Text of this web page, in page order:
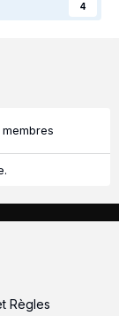
4
membres
Règles